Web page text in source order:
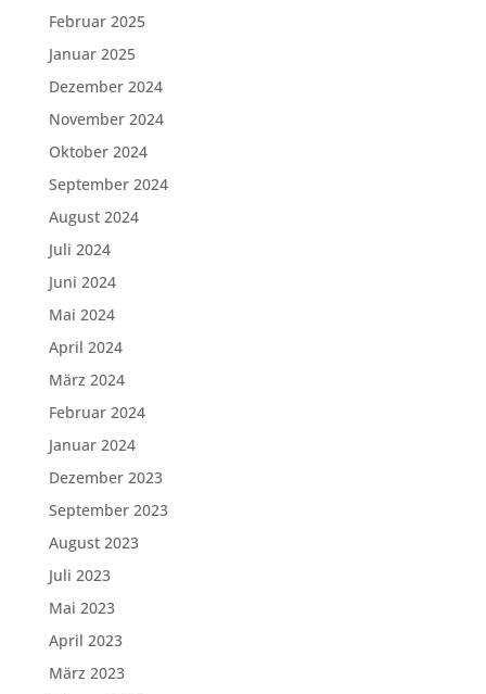
Februar 2025
Januar 2025
Dezember 2024
November 2024
Oktober 2024
September 2024
August 2024
Juli 2024
Juni 2024
Mai 2024
April 2024
März 2024
Februar 2024
Januar 2024
Dezember 2023
September 2023
August 2023
Juli 2023
Mai 2023
April 2023
März 2023